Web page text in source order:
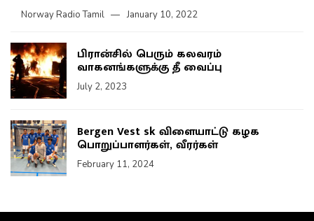
Norway Radio Tamil January 10, 2022
பிரான்சில் பெரும் கலவரம்
வாகனங்களுக்கு தீ வைப்பு
July 2, 2023
Bergen Vest sk விளையாட்டு கழக
பொறுப்பாளர்கள், வீரர்கள்
February 11, 2024